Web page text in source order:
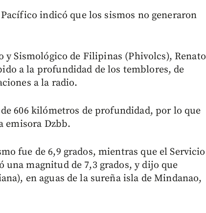
indicó que los sismos no generaron
Sismológico de Filipinas (Phivolcs), Renato
a la profundidad de los temblores, de
a la radio.
606 kilómetros de profundidad, por lo que
emisora Dzbb.
fue de 6,9 grados, mientras que el Servicio
una magnitud de 7,3 grados, y dijo que
en aguas de la sureña isla de Mindanao,